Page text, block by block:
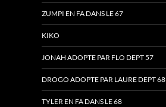
ZUMPI EN FA DANS LE 67
KIKO
JONAH ADOPTE PAR FLO DEPT 57
DROGO ADOPTE PAR LAURE DEPT 68
TYLER EN FA DANS LE 68